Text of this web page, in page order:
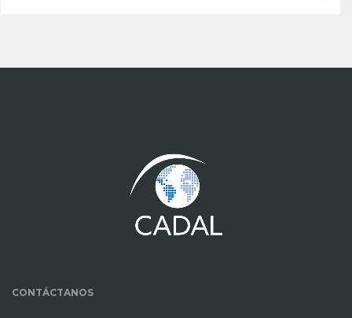
CONTÁCTANOS